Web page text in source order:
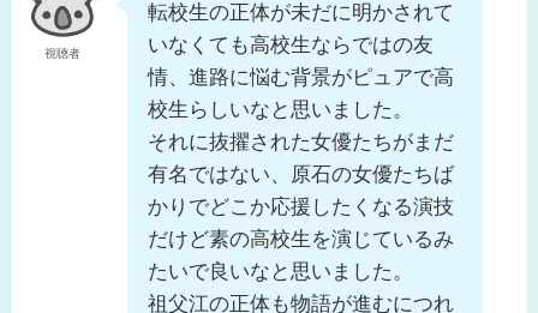
視聴者
転校生の正体が未だに明かされて
いなくても高校生ならではの友
情、進路に悩む背景がピュアで高
校生らしいなと思いました。
それに抜擢された女優たちがまだ
有名ではない、原石の女優たちば
かりでどこか応援したくなる演技
だけど素の高校生を演じているみ
たいで良いなと思いました。
祖父江の正体も物語が進むにつれ